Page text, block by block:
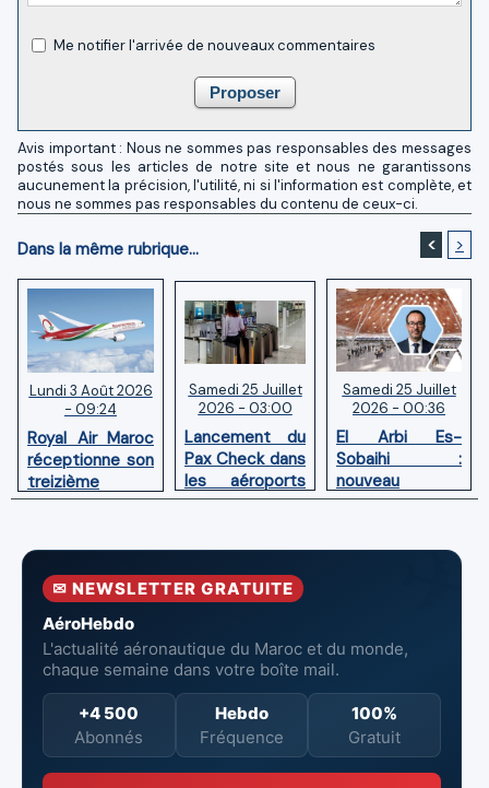
Me notifier l'arrivée de nouveaux commentaires
Avis important : Nous ne sommes pas responsables des messages
postés sous les articles de notre site et nous ne garantissons
aucunement la précision, l'utilité, ni si l'information est complète, et
nous ne sommes pas responsables du contenu de ceux-ci.
Dans la même rubrique... < >
Lundi 3 Août 2026
- 09:24
Royal Air Maroc
réceptionne son
treizième
Boeing 787
Samedi 25 Juillet
2026 - 03:00
Lancement du
Pax Check dans
les aéroports
du Maroc
Samedi 25 Juillet
2026 - 00:36
El Arbi Es-
Sobaihi :
nouveau
directeur à la
l’Aéroport
Mohammed V
✉ NEWSLETTER GRATUITE
AéroHebdo
L'actualité aéronautique du Maroc et du monde,
chaque semaine dans votre boîte mail.
+4 500
Abonnés
Hebdo
Fréquence
100%
Gratuit